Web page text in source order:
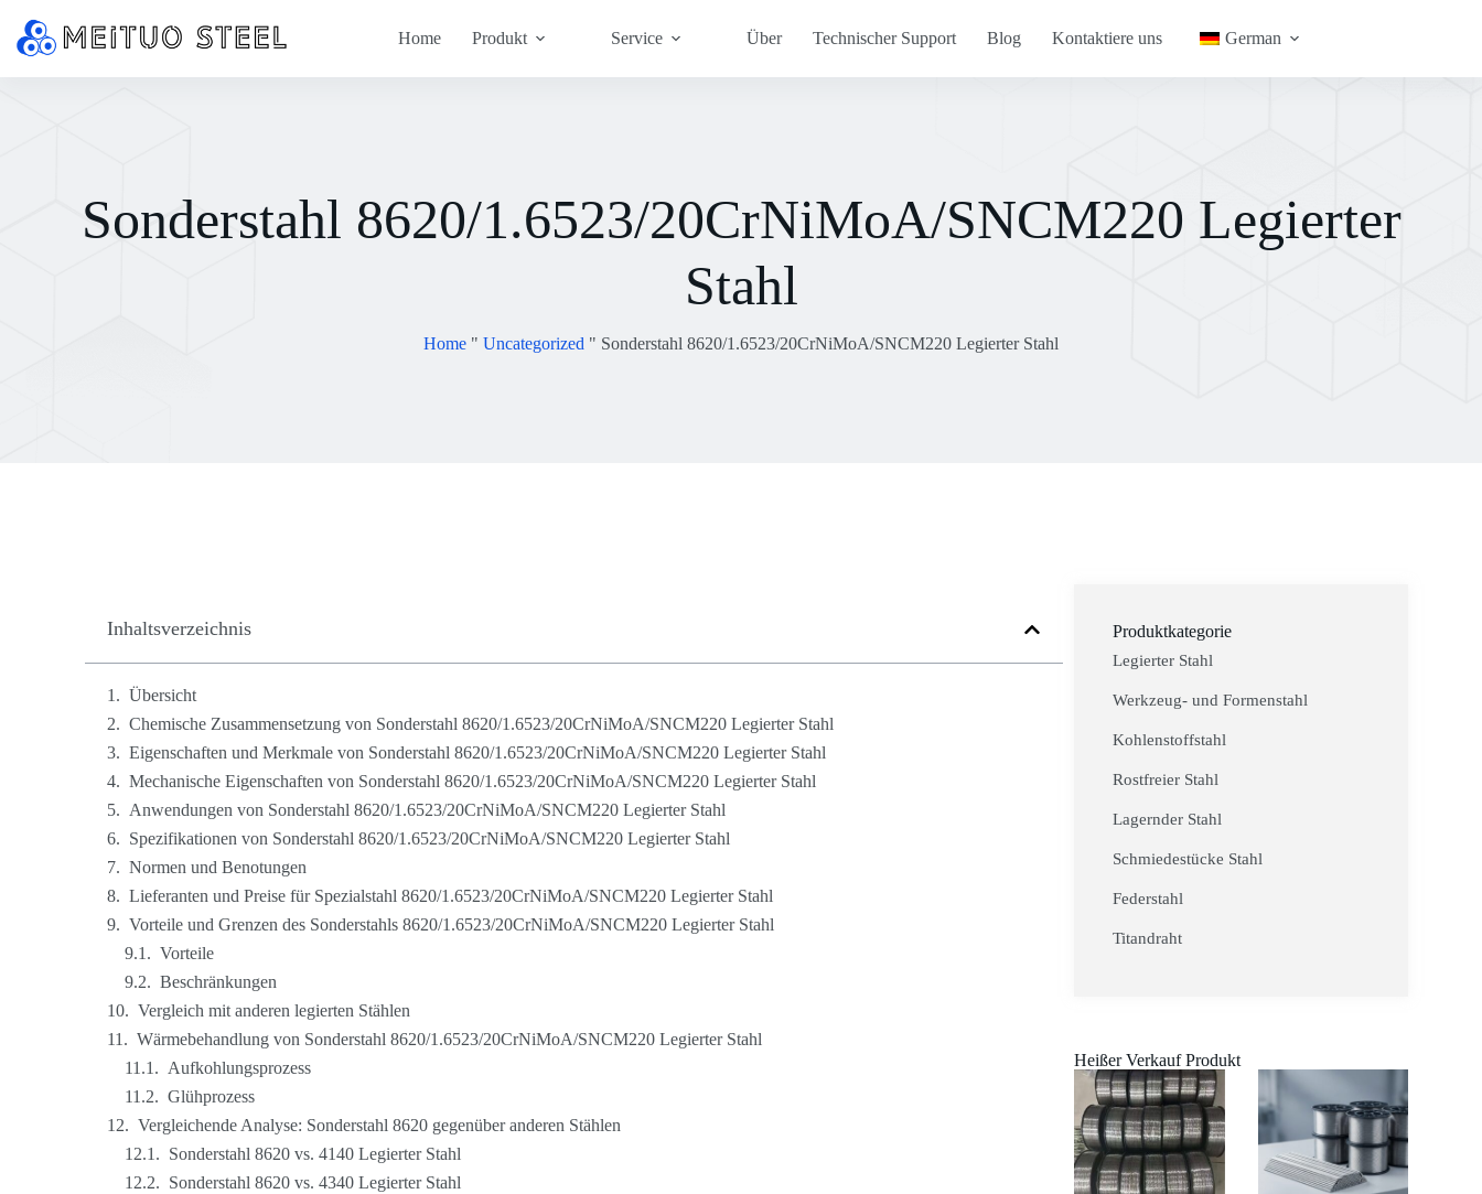
Home Produkt Service Über Technischer Support Blog Kontaktiere uns German
Sonderstahl 8620/1.6523/20CrNiMoA/SNCM220 Legierter
Stahl
Home " Uncategorized " Sonderstahl 8620/1.6523/20CrNiMoA/SNCM220 Legierter Stahl
Inhaltsverzeichnis
Übersicht
Chemische Zusammensetzung von Sonderstahl 8620/1.6523/20CrNiMoA/SNCM220 Legierter Stahl
Eigenschaften und Merkmale von Sonderstahl 8620/1.6523/20CrNiMoA/SNCM220 Legierter Stahl
Mechanische Eigenschaften von Sonderstahl 8620/1.6523/20CrNiMoA/SNCM220 Legierter Stahl
Anwendungen von Sonderstahl 8620/1.6523/20CrNiMoA/SNCM220 Legierter Stahl
Spezifikationen von Sonderstahl 8620/1.6523/20CrNiMoA/SNCM220 Legierter Stahl
Normen und Benotungen
Lieferanten und Preise für Spezialstahl 8620/1.6523/20CrNiMoA/SNCM220 Legierter Stahl
Vorteile und Grenzen des Sonderstahls 8620/1.6523/20CrNiMoA/SNCM220 Legierter Stahl
Vorteile
Beschränkungen
Vergleich mit anderen legierten Stählen
Wärmebehandlung von Sonderstahl 8620/1.6523/20CrNiMoA/SNCM220 Legierter Stahl
Aufkohlungsprozess
Glühprozess
Vergleichende Analyse: Sonderstahl 8620 gegenüber anderen Stählen
Sonderstahl 8620 vs. 4140 Legierter Stahl
Sonderstahl 8620 vs. 4340 Legierter Stahl
Produktkategorie
Legierter Stahl
Werkzeug- und Formenstahl
Kohlenstoffstahl
Rostfreier Stahl
Lagernder Stahl
Schmiedestücke Stahl
Federstahl
Titandraht
Heißer Verkauf Produkt